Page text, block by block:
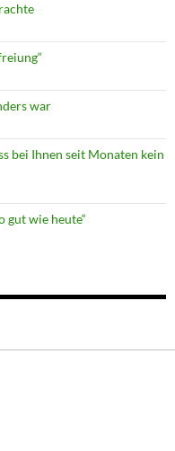
war
bei Ihnen seit Monaten kein
gut wie heute“